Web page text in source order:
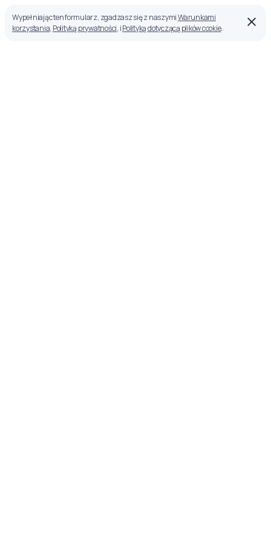
Wypełniając ten formularz, zgadzasz się z naszymiWarunkami
korzystania, Polityką prywatności, iPolityką dotyczącą plików cookie.